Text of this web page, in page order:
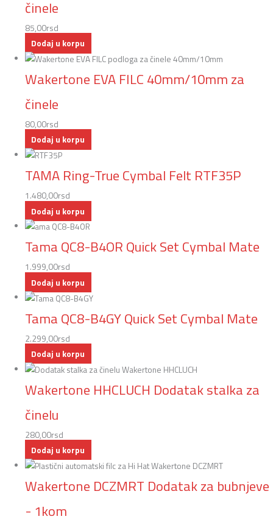
činele
85,00rsd
Dodaj u korpu
Wakertone EVA FILC 40mm/10mm za
činele
80,00rsd
Dodaj u korpu
TAMA Ring-True Cymbal Felt RTF35P
1.480,00rsd
Dodaj u korpu
Tama QC8-B4OR Quick Set Cymbal Mate
1.999,00rsd
Dodaj u korpu
Tama QC8-B4GY Quick Set Cymbal Mate
2.299,00rsd
Dodaj u korpu
Wakertone HHCLUCH Dodatak stalka za
činelu
280,00rsd
Dodaj u korpu
Wakertone DCZMRT Dodatak za bubnjeve
- 1kom